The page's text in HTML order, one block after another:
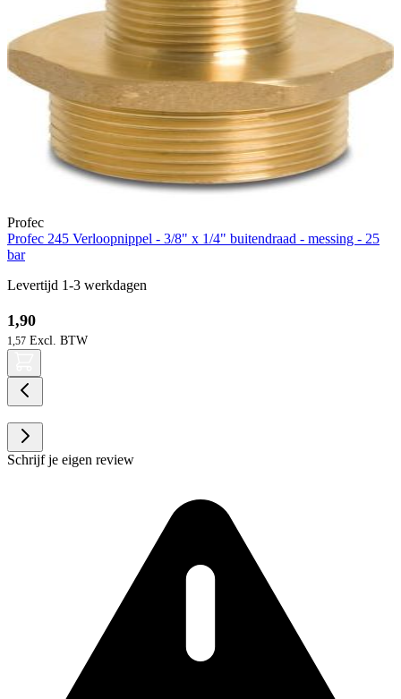
Profec
Profec 245 Verloopnippel - 3/8" x 1/4" buitendraad - messing - 25
bar
Levertijd 1-3 werkdagen
1,90
1,57
Schrijf je eigen review